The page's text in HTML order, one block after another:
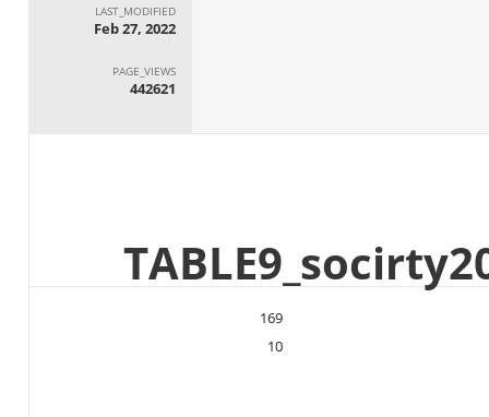
LAST_MODIFIED
Feb 27, 2022
PAGE_VIEWS
442621
169
10